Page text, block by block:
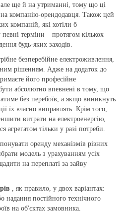
але ще й на утриманні, тому що ці
компанію-орендодавця. Також цей
компаній, які хотіли б
терміни – протягом кількох
будь-яких заходів.
безперебійне електроживлення,
рішенням. Адже на додаток до
його професійне
абсолютно впевнені в тому, що
без перебоїв, а якщо виникнуть
їх вчасно виправлять. Крім того,
витрати на електроенергію,
агрегатом тільки у разі потреби.
оренду механізмів різних
модель з урахуванням усіх
на переплаті за зайву
, як правило, у двох варіантах:
надання постійного технічного
на об'єктах замовника.